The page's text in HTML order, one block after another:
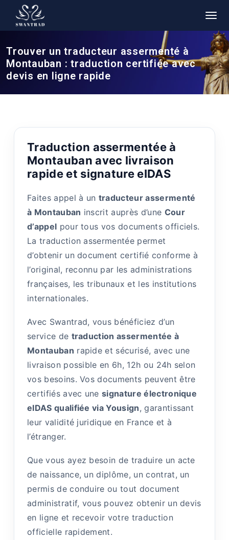
Trouver un traducteur assermenté à
Montauban : traduction certifiée avec
devis en ligne rapide
Traduction assermentée à
Montauban avec livraison
rapide et signature eIDAS
Faites appel à un traducteur assermenté
à Montauban inscrit auprès d’une Cour
d’appel pour tous vos documents officiels.
La traduction assermentée permet
d’obtenir un document certifié conforme à
l’original, reconnu par les administrations
françaises, les tribunaux et les institutions
internationales.
Avec Swantrad, vous bénéficiez d’un
service de traduction assermentée à
Montauban rapide et sécurisé, avec une
livraison possible en 6h, 12h ou 24h selon
vos besoins. Vos documents peuvent être
certifiés avec unesignature électronique
eIDAS qualifiée via Yousign, garantissant
leur validité juridique en France et à
l’étranger.
Que vous ayez besoin de traduire un acte
de naissance, un diplôme, un contrat, un
permis de conduire ou tout document
administratif, vous pouvez obtenir un devis
en ligne et recevoir votre traduction
officielle rapidement.